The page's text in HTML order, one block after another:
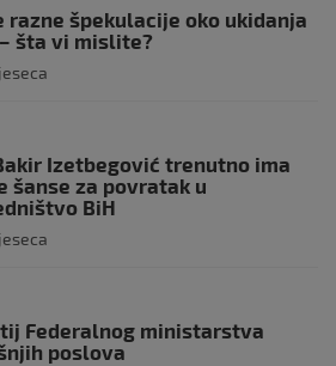
razne špekulacije oko ukidanja
– šta vi mislite?
Izetbegović trenutno ima
šanse za povratak u
BiH
Federalnog ministarstva
poslova